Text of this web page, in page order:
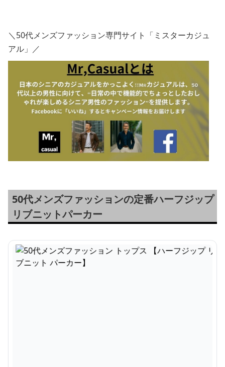
＼50代メンズファッション専門サイト「ミスターカジュ
アル」／
50代メンズファッションの定番ハーフジップ
リブニットパーカー